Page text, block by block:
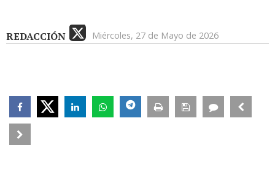
REDACCIÓN Miércoles, 27 de Mayo de 2026